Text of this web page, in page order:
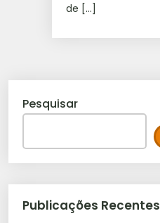
de […]
Pesquisar
Publicações Recentes